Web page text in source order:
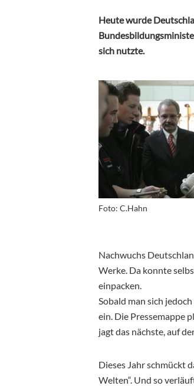
Heute wurde
sich nutzte.
Foto: C.Hahn
Nachwuchs
Werke. Da konnte
einpacken.
Sobald man sich
ein. Die Pressemappe
jagt das nächste, auf
Dieses Jahr schmückt
Welten“. Und so